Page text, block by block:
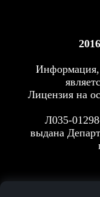
Информация,
Лицензия на
Л035-
выдана